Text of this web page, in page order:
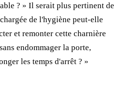
? » Il serait plus pertinent de
de l'hygiène peut-elle
et remonter cette charnière
endommager la porte,
les temps d'arrêt ? »